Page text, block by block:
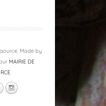
Made by
MAIRIE DE